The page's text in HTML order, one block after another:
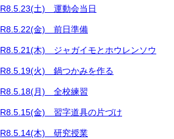
R8.5.23(土) 運動会当日
R8.5.22(金) 前日準備
R8.5.21(木) ジャガイモとホウレンソウ
R8.5.19(火) 鍋つかみを作る
R8.5.18(月) 全校練習
R8.5.15(金) 習字道具の片づけ
R8.5.14(木) 研究授業